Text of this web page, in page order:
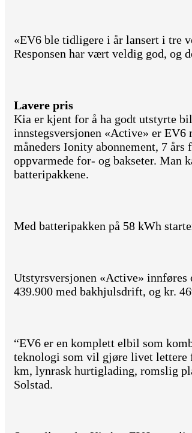
«EV6 ble tidligere i år lansert i tre
Responsen har vært veldig god, og
Lavere pris
Kia er kjent for å ha godt utstyrte
innstegsversjonen «Active» er EV6
måneders Ionity abonnement, 7
oppvarmede for- og bakseter. Man
batteripakkene.
Med batteripakken på 58 kWh
Utstyrsversjonen «Active» innføres
439.900 med bakhjulsdrift, og kr.
“EV6 er en komplett elbil som
teknologi som vil gjøre livet lettere
km, lynrask hurtiglading, romslig
Solstad.